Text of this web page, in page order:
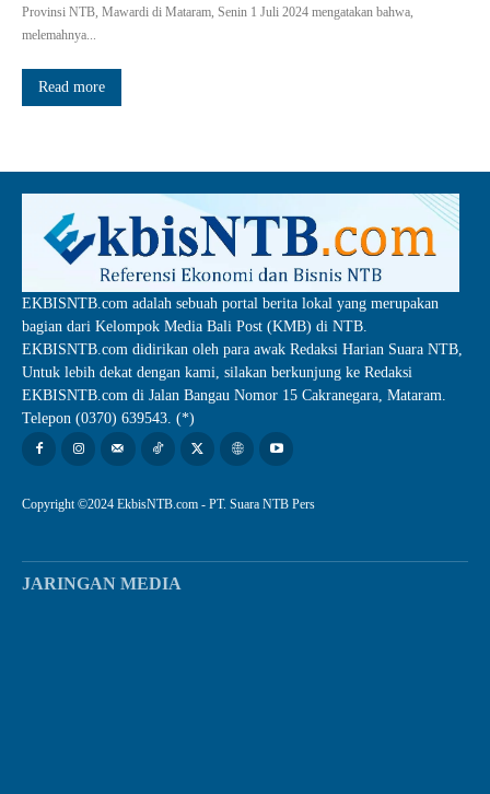
Provinsi NTB, Mawardi di Mataram, Senin 1 Juli 2024 mengatakan bahwa,
melemahnya...
Read more
EKBISNTB.com adalah sebuah portal berita lokal yang merupakan
bagian dari Kelompok Media Bali Post (KMB) di NTB.
EKBISNTB.com didirikan oleh para awak Redaksi Harian Suara NTB,
Untuk lebih dekat dengan kami, silakan berkunjung ke Redaksi
EKBISNTB.com di Jalan Bangau Nomor 15 Cakranegara, Mataram.
Telepon (0370) 639543. (*)
Copyright ©2024 EkbisNTB.com - PT. Suara NTB Pers
JARINGAN MEDIA